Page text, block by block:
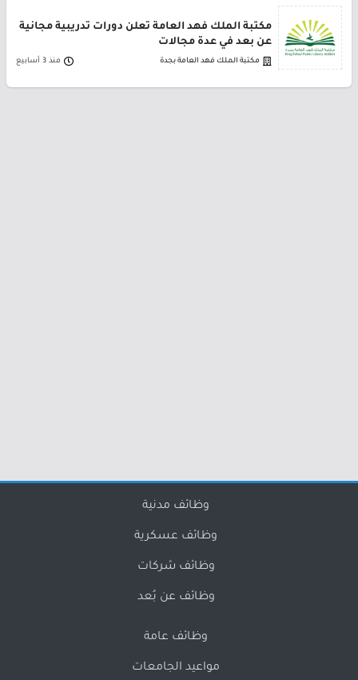
مكتبة الملك فهد العامة تعلن دورات تدريبية مجانية
عن بعد في عدة مجالات
مكتبة الملك فهد العامة بجدة منذ 3 أسابيع
وظائف مدنية
وظائف عسكرية
وظائف شركات
وظائف عن بُعد
وظائف عامة
مواعيد الجامعات